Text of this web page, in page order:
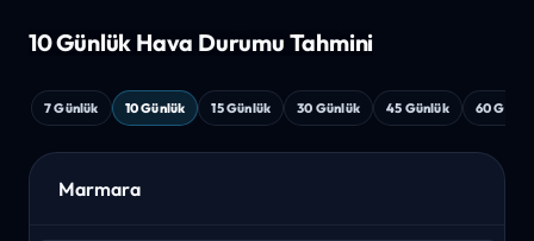
10 Günlük Hava Durumu Tahmini
7 Günlük 10 Günlük 15 Günlük 30 Günlük 45 Günlük 60
Marmara